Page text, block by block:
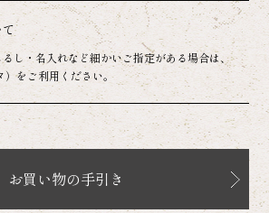
て
し・名入れなど細かいご指定がある場合は、
をご利用ください。
お買い物の手引き